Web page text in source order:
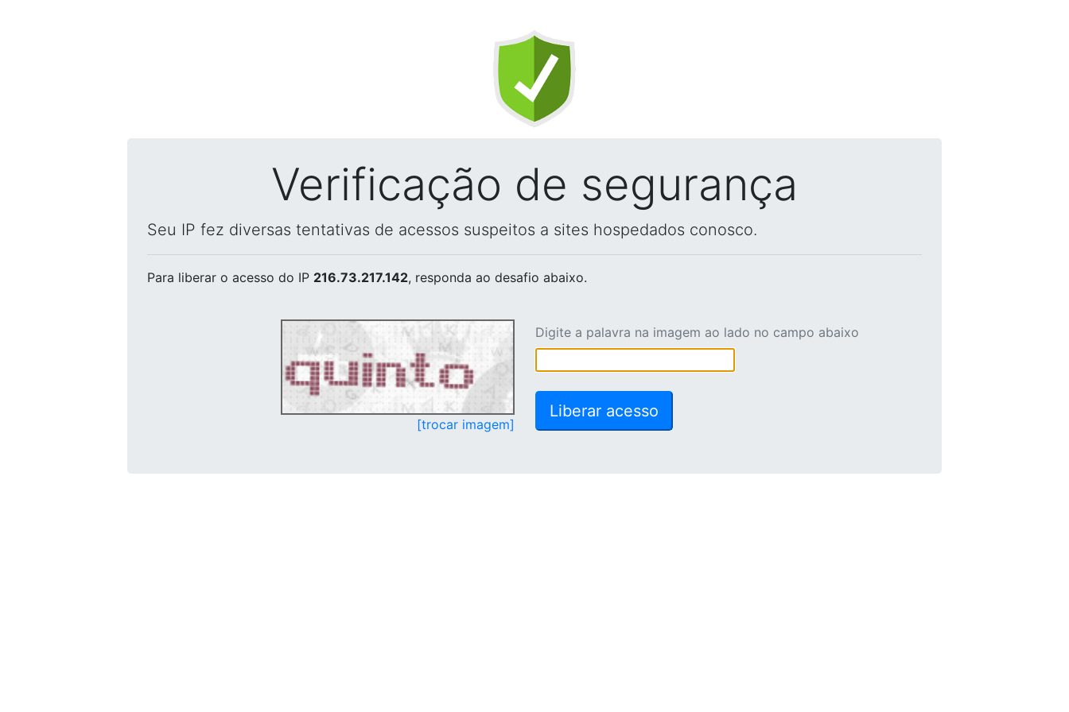
Verificação de segurança
Seu IP fez diversas tentativas de acessos suspeitos a sites hospedados conosco.
Para liberar o acesso do IP 216.73.217.142, responda ao desafio abaixo.
[trocar imagem]
Digite a palavra na imagem ao lado no campo abaixo